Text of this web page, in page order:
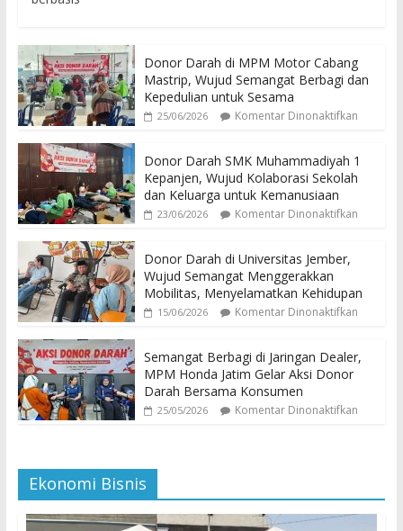
Donor Darah di MPM Motor Cabang
Mastrip, Wujud Semangat Berbagi dan
Kepedulian untuk Sesama
25/06/2026 Komentar Dinonaktifkan
Donor Darah SMK Muhammadiyah 1
Kepanjen, Wujud Kolaborasi Sekolah
dan Keluarga untuk Kemanusiaan
23/06/2026 Komentar Dinonaktifkan
Donor Darah di Universitas Jember,
Wujud Semangat Menggerakkan
Mobilitas, Menyelamatkan Kehidupan
15/06/2026 Komentar Dinonaktifkan
Semangat Berbagi di Jaringan Dealer,
MPM Honda Jatim Gelar Aksi Donor
Darah Bersama Konsumen
25/05/2026 Komentar Dinonaktifkan
Ekonomi Bisnis